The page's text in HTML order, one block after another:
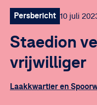
Persbericht 10 juli
Staedion
vrijwilliger
Laakkwartier en